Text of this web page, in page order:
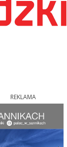
REKLAMA